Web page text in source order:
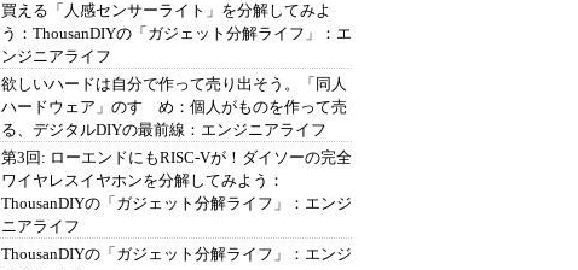
買える「人感センサーライト」を分解してみよ
う：ThousanDIYの「ガジェット分解ライフ」：エ
ンジニアライフ
欲しいハードは自分で作って売り出そう。「同人
ハードウェア」のすゝめ：個人がものを作って売
る、デジタルDIYの最前線：エンジニアライフ
第3回: ローエンドにもRISC-Vが！ダイソーの完全
ワイヤレスイヤホンを分解してみよう：
ThousanDIYの「ガジェット分解ライフ」：エンジ
ニアライフ
ThousanDIYの「ガジェット分解ライフ」：エンジ